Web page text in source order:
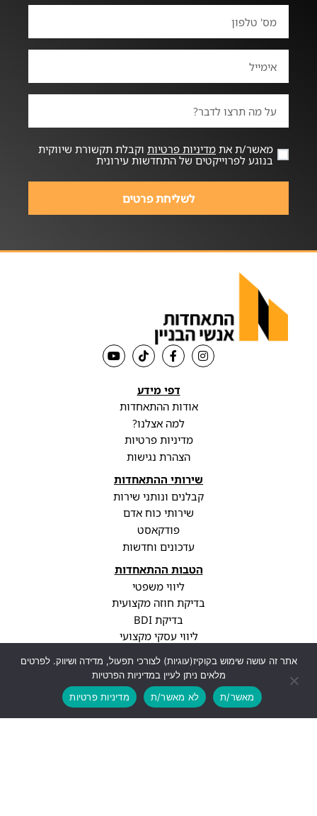
מאשר/ת את מדיניות פרטיות וקבלת תקשורת שיווקית
בנוגע לפרוייקטים של התחדשות עירונית
לשליחת פרטים
דפי מידע
אודות ההתאחדות
למה אצלנו?
מדיניות פרטיות
הצהרת נגישות
שירותי ההתאחדות
קבלנים ונותני שירות
שירותי כוח אדם
פודקאסט
עדכונים וחדשות
הטבות ההתאחדות
ליווי משפטי
בדיקת חוזה מקצועית
בדיקת BDI
ליווי עסקי מקצועי
עדכוני רגולציה
פרופיל חברה
יצירת קשר
אתר זה עושה שימוש בקוקיז(עוגיות) לצורכי תפעול, מדידה ושיווק. לפרטים
מלאים ניתן לעיין במדיניות הפרטיות
מאשר/ת
לא מאשר/ת מדיניות פרטיות